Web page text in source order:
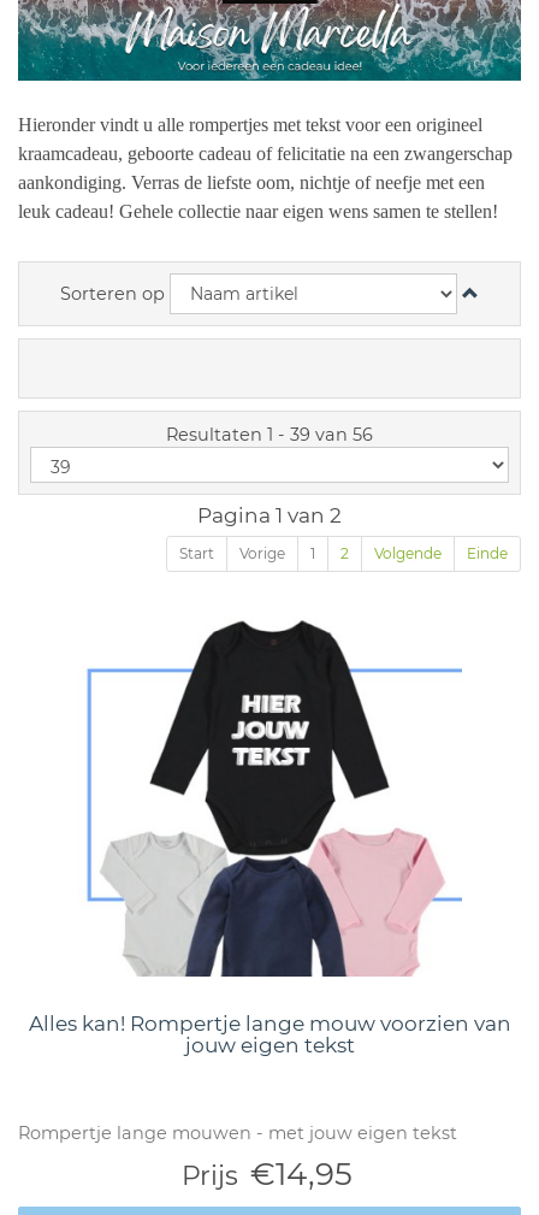
Hieronder vindt u alle rompertjes met tekst voor een origineel
kraamcadeau, geboorte cadeau of felicitatie na een zwangerschap
aankondiging. Verras de liefste oom, nichtje of neefje met een
leuk cadeau! Gehele collectie naar eigen wens samen te stellen!
Sorteren op
Resultaten 1 - 39 van 56
Pagina 1 van 2
Start Vorige 1 2 Volgende Einde
Alles kan! Rompertje lange mouw voorzien van
jouw eigen tekst
Rompertje lange mouwen - met jouw eigen tekst
Prijs €14,95